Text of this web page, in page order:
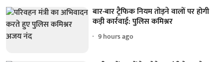
बार-बार ट्रैफिक नियम तोड़ने वालों पर होगी
कड़ी कार्रवाई: पुलिस कमिश्नर
9 hours ago